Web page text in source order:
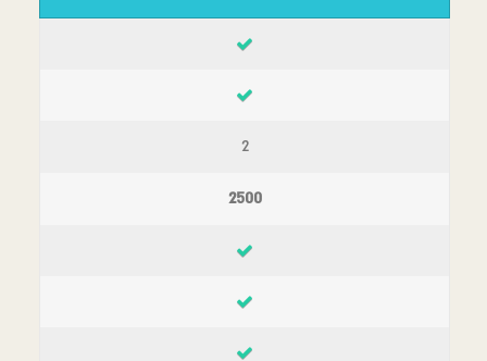
2
2500